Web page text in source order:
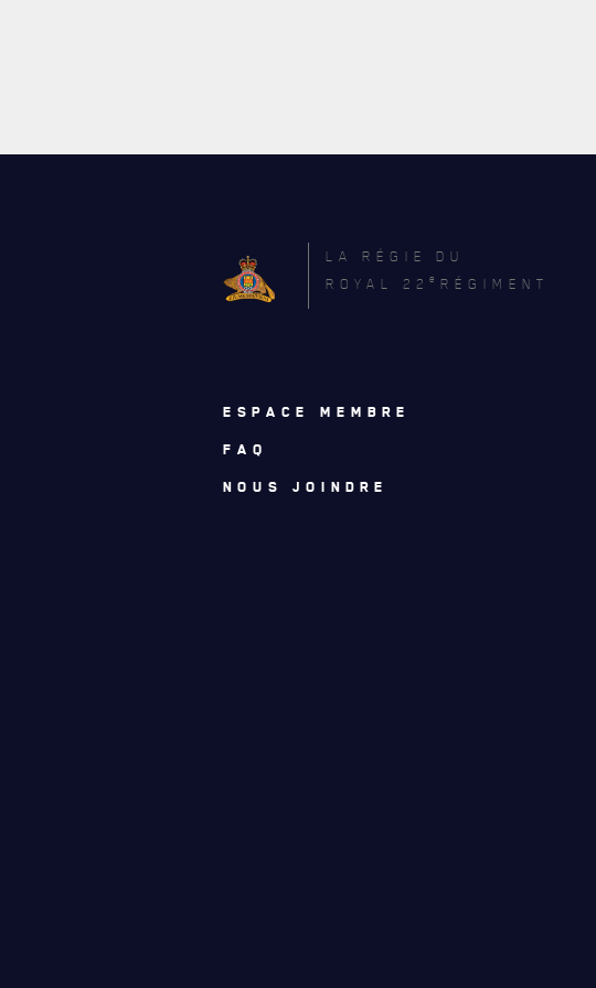
LA RÉGIE DU
ROYAL 22 e RÉGIMENT
ESPACE MEMBRE
FAQ
NOUS JOINDRE